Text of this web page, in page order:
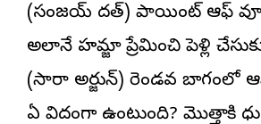
(సంజయ్ దత్) పాయింట్ ఆఫ్
అలానే హమ్జాని ప్రేమించి పెళ్లి
(సారా అర్జున్) రెండవ బాగంలో
ఏ విదంగా ఉంటుంది? మొత్తానికి